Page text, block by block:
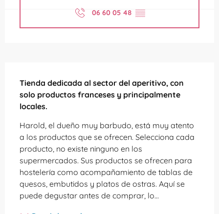
06 60 05 48 ▒▒
Tienda dedicada al sector del aperitivo, con
solo productos franceses y principalmente
locales.
Harold, el dueño muy barbudo, está muy atento
a los productos que se ofrecen. Selecciona cada
producto, no existe ninguno en los
supermercados. Sus productos se ofrecen para
hostelería como acompañamiento de tablas de
quesos, embutidos y platos de ostras. Aquí se
puede degustar antes de comprar, lo...